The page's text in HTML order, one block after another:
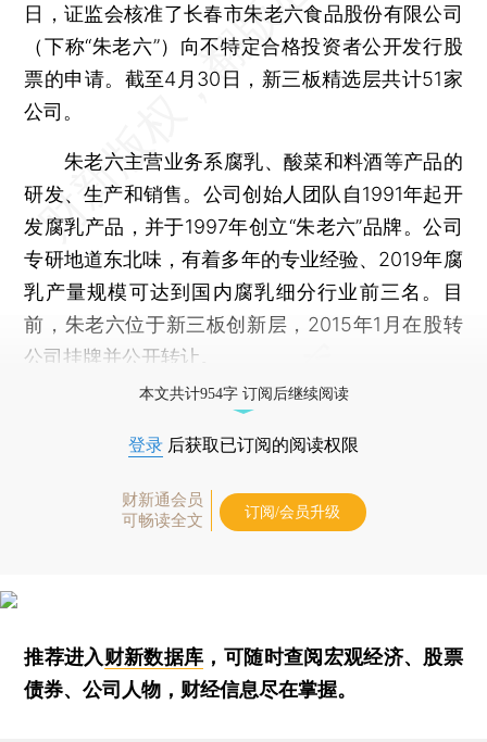
日，证监会核准了长春市朱老六食品股份有限公司
（下称“朱老六”）向不特定合格投资者公开发行股
票的申请。截至4月30日，新三板精选层共计51家
公司。
朱老六主营业务系腐乳、酸菜和料酒等产品的
研发、生产和销售。公司创始人团队自1991年起开
发腐乳产品，并于1997年创立“朱老六”品牌。公司
专研地道东北味，有着多年的专业经验、2019年腐
乳产量规模可达到国内腐乳细分行业前三名。目
前，朱老六位于新三板创新层，2015年1月在股转
公司挂牌并公开转让。
本文共计954字 订阅后继续阅读
登录 后获取已订阅的阅读权限
财新通会员
可畅读全文
订阅/会员升级
推荐进入财新数据库 ，可随时查阅宏观经济、股票
债券、公司人物，财经信息尽在掌握。